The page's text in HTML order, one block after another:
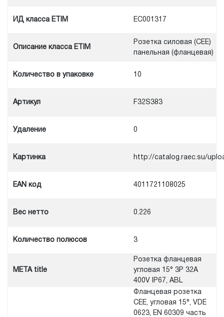
ИД класса ETIM EC001317
Описание класса ETIM
Розетка силовая (CEE)
панельная (фланцевая)
Количество в упаковке 10
Артикул F32S383
Удаление 0
Картинка http://catalog.raec.su/
EAN код 4011721108025
Вес нетто 0.226
Количество полюсов 3
META title
Розетка фланцевая
угловая 15° 3P 32A
400V IP67, ABL
Фланцевая розетка
CEE, угловая 15°, VDE
0623, EN 60309 часть